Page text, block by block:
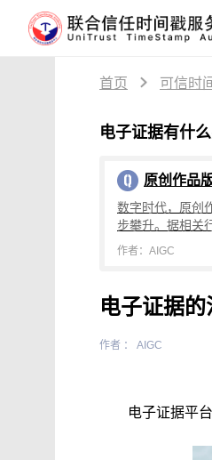
首页 可信时
电子证据有什
数字时代，原创
步攀升。据相关
国内原创作品侵
作者：AIGC
电子证据
作者 ： AIGC
电子证据平